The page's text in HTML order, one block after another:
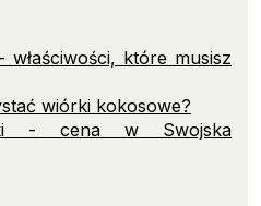
które musisz
wiórki kokosowe?
- cena w Swojska